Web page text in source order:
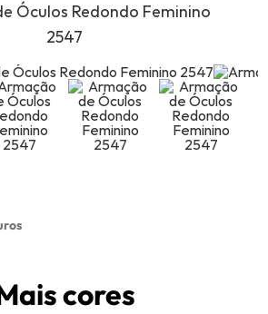
Óculos Redondo Feminino
2547
cores